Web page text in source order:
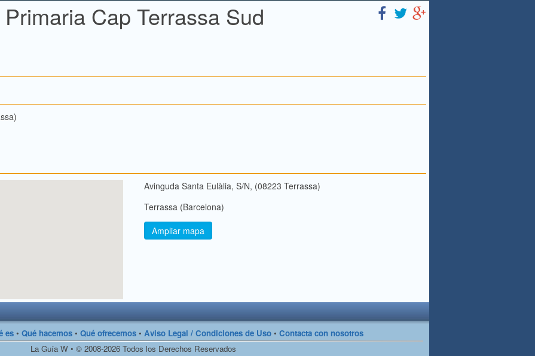
Cap Terrassa Sud
Avinguda Santa Eulàlia, S/N, (08223 Terrassa)
Terrassa (Barcelona)
Ampliar mapa
es • Qué hacemos • Qué ofrecemos • Aviso Legal / Condiciones de Uso • Contacta con nosotros
La Guía W • © 2008-2026 Todos los Derechos Reservados